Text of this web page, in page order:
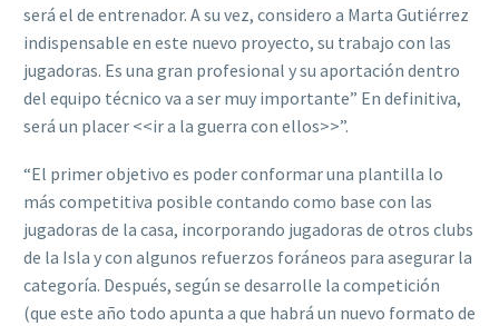
será el de entrenador. A su vez, considero a Marta Gutiérrez
indispensable en este nuevo proyecto, su trabajo con las
jugadoras. Es una gran profesional y su aportación dentro
del equipo técnico va a ser muy importante” En definitiva,
será un placer <<ir a la guerra con ellos>>”.
“El primer objetivo es poder conformar una plantilla lo
más competitiva posible contando como base con las
jugadoras de la casa, incorporando jugadoras de otros clubs
de la Isla y con algunos refuerzos foráneos para asegurar la
categoría. Después, según se desarrolle la competición
(que este año todo apunta a que habrá un nuevo formato de